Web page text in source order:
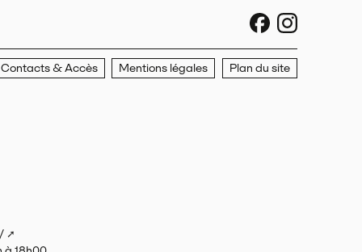
sociaux
Contacts & Accès Mentions légales Plan du site